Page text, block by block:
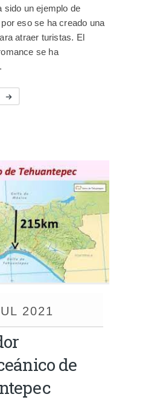
sido un ejemplo de
eso se ha creado una
atraer turistas. El
se ha
2021
de